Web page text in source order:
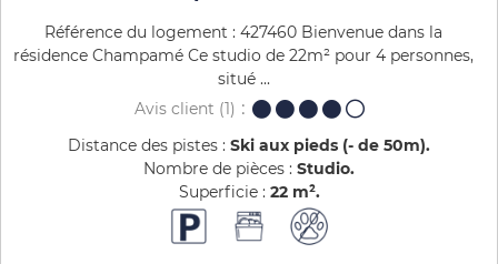
Référence du logement : 427460 Bienvenue dans la
résidence Champamé Ce studio de 22m² pour 4 personnes,
situé ...
Avis client (1)
Distance des pistes : Ski aux pieds (- de 50m)
Nombre de pièces : Studio
Superficie : 22 m²